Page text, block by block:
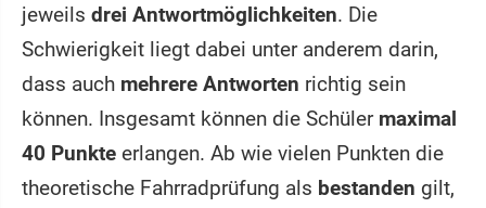
jeweils drei Antwortmöglichkeiten. Die
Schwierigkeit liegt dabei unter anderem darin,
dass auch mehrere Antworten richtig sein
können. Insgesamt können die Schüler maximal
40 Punkte erlangen. Ab wie vielen Punkten die
theoretische Fahrradprüfung als bestanden gilt,